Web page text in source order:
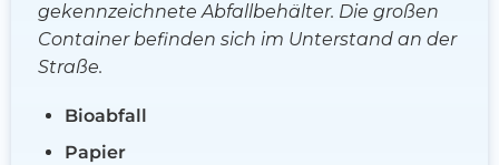
gekennzeichnete Abfallbehälter. Die großen
Container befinden sich im Unterstand an der
Straße.
Bioabfall
Papier